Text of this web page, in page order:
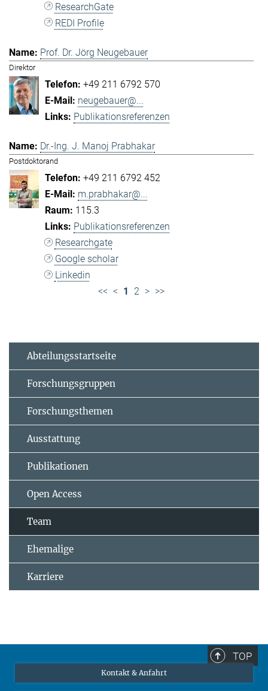
ResearchGate
REDI Profile
Prof. Dr. Jörg Neugebauer
Direktor
+49 211 6792 570
neugebauer@...
Publikationsreferenzen
Dr.-Ing. J. Manoj Prabhakar
Postdoktorand
+49 211 6792 452
m.prabhakar@...
115.3
Publikationsreferenzen
Researchgate
Google scholar
Linkedin
<< < 1 2 > >>
Abteilungsstartseite
Forschungsgruppen
Forschungsthemen
Ausstattung
Publikationen
Open Access
Team
Ehemalige
Karriere
TOP
Kontakt & Anfahrt